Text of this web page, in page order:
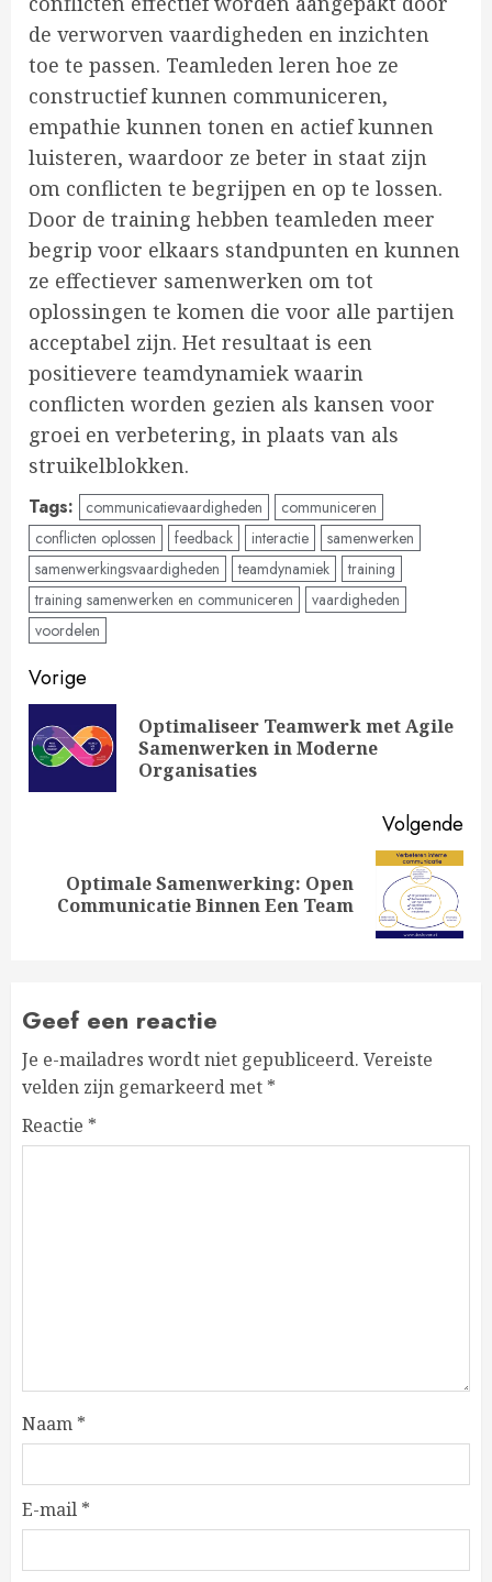
de verworven vaardigheden en inzichten
toe te passen. Teamleden leren hoe ze
constructief kunnen communiceren,
empathie kunnen tonen en actief kunnen
luisteren, waardoor ze beter in staat zijn
om conflicten te begrijpen en op te lossen.
Door de training hebben teamleden meer
begrip voor elkaars standpunten en kunnen
ze effectiever samenwerken om tot
oplossingen te komen die voor alle partijen
acceptabel zijn. Het resultaat is een
positievere teamdynamiek waarin
conflicten worden gezien als kansen voor
groei en verbetering, in plaats van als
struikelblokken.
Tags: communicatievaardigheden
communiceren
conflicten oplossen
feedback interactie
samenwerken
samenwerkingsvaardigheden
teamdynamiek
training
training samenwerken en communiceren
vaardigheden
voordelen
Doorgaan
met
lezen
Vorige
Optimaliseer Teamwerk met Agile
Samenwerken in Moderne
Organisaties
Volgende
Volgende
bericht:
Optimale Samenwerking: Open
Communicatie Binnen Een Team
Geef een reactie
Je e-mailadres wordt niet gepubliceerd. Vereiste
velden zijn gemarkeerd met *
Reactie *
Naam *
E-mail *